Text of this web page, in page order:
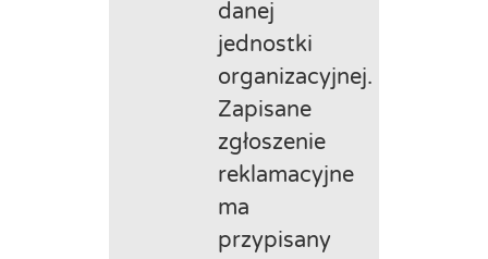
danej
jednostki
organizacyjnej.
Zapisane
zgłoszenie
reklamacyjne
ma
przypisany